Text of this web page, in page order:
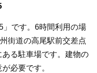
」です。6時間利用の場
街道の高尾駅前交差点
る駐車場です。建物の
必要です。